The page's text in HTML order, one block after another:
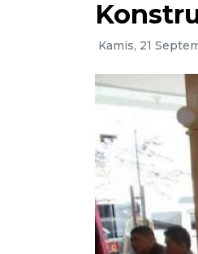
Kamis, 21